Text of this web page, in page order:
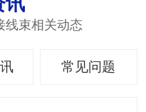
线束相关动态
常见问题